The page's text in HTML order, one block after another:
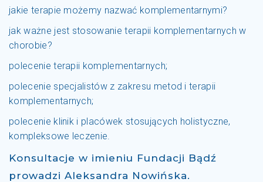
jakie terapie możemy nazwać komplementarnymi?
jak ważne jest stosowanie terapii komplementarnych w
chorobie?
polecenie terapii komplementarnych;
polecenie specjalistów z zakresu metod i terapii
komplementarnych;
polecenie klinik i placówek stosujących holistyczne,
kompleksowe leczenie.
Konsultacje w imieniu Fundacji Bądź
prowadzi Aleksandra Nowińska.